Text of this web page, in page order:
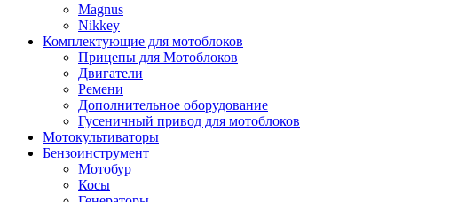
Magnus
Nikkey
Комплектующие для мотоблоков
Прицепы для Мотоблоков
Двигатели
Ремени
Дополнительное оборудование
Гусеничный привод для мотоблоков
Мотокультиваторы
Бензоинструмент
Мотобур
Косы